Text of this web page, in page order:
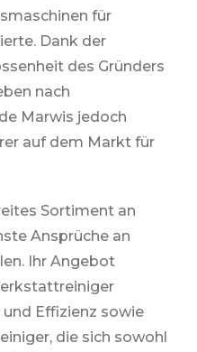
für
Dank der
des Gründers
nach
Marwis jedoch
auf dem Markt für
Sortiment an
Ansprüche an
Ihr Angebot
Effizienz sowie
die sich sowohl